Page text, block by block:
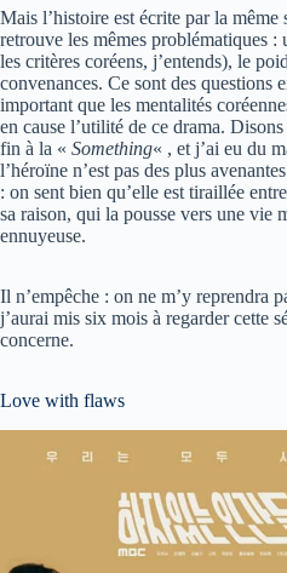
Mais l’histoire est écrite par la
retrouve les mêmes problématiques
les critères coréens, j’entends), le
convenances. Ce sont des questions
important que les mentalités
en cause l’utilité de ce drama.
fin à la « Something« , et j’ai eu du
l’héroïne n’est pas des plus
: on sent bien qu’elle est tiraillée
sa raison, qui la pousse vers une vie
ennuyeuse.
Il n’empêche : on ne m’y reprendra
j’aurai mis six mois à regarder cette
concerne.
Love with flaws